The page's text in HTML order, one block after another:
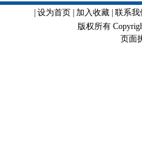
设为首页| 加入收藏| 联系我
版权所有
页面